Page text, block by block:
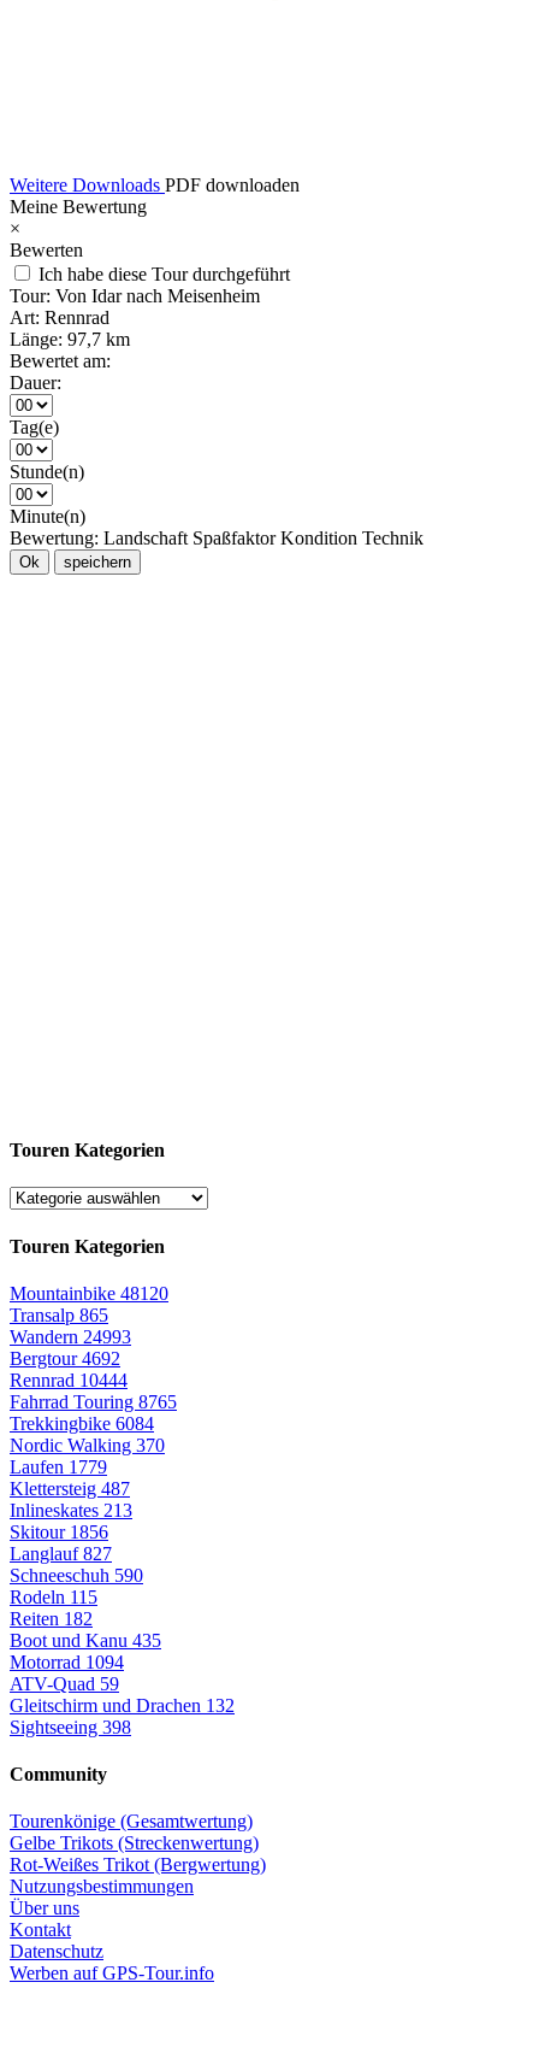
Weitere Downloads PDF downloaden
Meine Bewertung
×
Bewerten
Ich habe diese Tour durchgeführt
Tour: Von Idar nach Meisenheim
Art: Rennrad
Länge: 97,7 km
Bewertet am:
Dauer:
Tag(e)
Stunde(n)
Minute(n)
Bewertung: Landschaft Spaßfaktor Kondition Technik
Ok speichern
Touren Kategorien
Touren Kategorien
Mountainbike 48120
Transalp 865
Wandern 24993
Bergtour4692
Rennrad 10444
Fahrrad Touring 8765
Trekkingbike 6084
Nordic Walking 370
Laufen 1779
Klettersteig 487
Inlineskates 213
Skitour 1856
Langlauf827
Schneeschuh 590
Rodeln 115
Reiten 182
Boot und Kanu 435
Motorrad 1094
ATV-Quad 59
Gleitschirm und Drachen 132
Sightseeing 398
Community
Tourenkönige (Gesamtwertung)
Gelbe Trikots (Streckenwertung)
Rot-Weißes Trikot (Bergwertung)
Nutzungsbestimmungen
Über uns
Kontakt
Datenschutz
Werben auf GPS-Tour.info